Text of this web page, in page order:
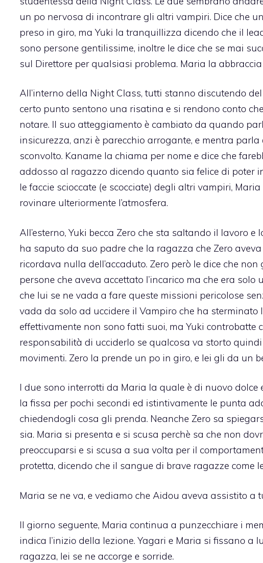
un po nervosa di incontrare gli altri vampiri. Dice che
preso in giro, ma Yuki la tranquillizza dicendo che il
sono persone gentilissime, inoltre le dice che se mai
sul Direttore per qualsiasi problema. Maria la
All’interno della Night Class, tutti stanno discutendo
certo punto sentono una risatina e si rendono conto
notare. Il suo atteggiamento è cambiato da quando
insicurezza, anzi è parecchio arrogante, e mentra
sconvolto. Kaname la chiama per nome e dice che
addosso al ragazzo dicendo quanto sia felice di poter
le faccie scioccate (e scocciate) degli altri vampiri,
rovinare ulteriormente l’atmosfera.
All’esterno, Yuki becca Zero che sta saltando il lavoro
ha saputo da suo padre che la ragazza che Zero
ricordava nulla dell’accaduto. Zero però le dice che
persone che aveva accettato l’incarico ma che era
che lui se ne vada a fare queste missioni pericolose
vada da solo ad uccidere il Vampiro che ha sterminato
effettivamente non sono fatti suoi, ma Yuki controbatte
responsabilità di ucciderlo se qualcosa va storto
movimenti. Zero la prende un po in giro, e lei gli da un
I due sono interrotti da Maria la quale è di nuovo
la fissa per pochi secondi ed istintivamente le punta
chiedendogli cosa gli prenda. Neanche Zero sa
sia. Maria si presenta e si scusa perchè sa che non
preoccuparsi e si scusa a sua volta per il
protetta, dicendo che il sangue di brave ragazze come
Maria se ne va, e vediamo che Aidou aveva assistito a
Il giorno seguente, Maria continua a punzecchiare i
indica l’inizio della lezione. Yagari e Maria si fissano a
ragazza, lei se ne accorge e sorride.